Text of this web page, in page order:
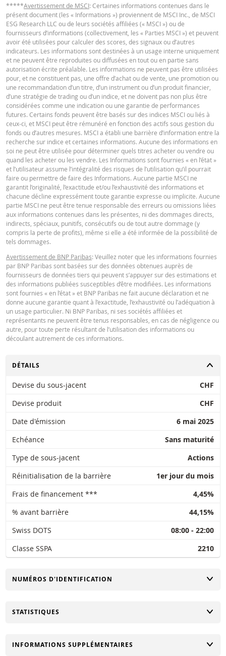
Barrière
désactivante
45,87 -
Levier 2,14
-
Valeur
position (CHF)
7,69 -
Mini Future
(CHF)
7,69 -
Ce calculateur de Mini est seulement à titre informatif et ne constitue en
cas une offre ou sollicitation pour traiter ces produits. Nous n'assumons
responsabilité concernant l'exactitude, l'exhaustivité et la promptitude des
données fournies. En particulier, il doit être pris en compte que le
Mini Future ne considère aucun dividende et est basé sur la supposition que
ajustements sur la barrier désactivante peuvent être faits au jour le jour,
que les conditions des produits impliquent régulièrement des ajustements
mensuels. Ainsi, les données fournies par le calculateur de Mini Future
différer par rapport à l'actuel valeur de marché des Certificats Mini Futures.
BNP Paribas n’agit pas en tant que conseiller juridique ou fiscal, comptable
conseiller en investissement et n’a aucune obligation de fiduciaire à votre
en ce qui concerne le calculateur et / ou en relation avec des transactions
des produits émis par BNP Paribas ou d’autres transactions connexes. Vous
des recommandations de quelque nature que ce soit. Bien que les prix
soient basés sur des informations jugées fiables, leur exactitude ou leur
exhaustivité n'est pas garantie. BNP Paribas n'offre aucune garantie en ce
concerne les informations fournies par la calculatrice et décline toute
responsabilité pour tout dommage direct, indirect, spécial, accessoire,
immatériel ou consécutif (y compris le manque à gagner) résultant de
manière que ce soit de l'utilisation de la calculatrice par vous. ou vos
ou les informations contenues dans ce document. Les données de taux de
change saisies proviennent de BNP Paribas et s’appliquent strictement à la
indiquée. Les taux indiqués par la calculatrice sont indicatifs et destinés à
invitation ou une offre d'achat ou de vente de titres ou d'autres instruments
financiers. Les informations sont exclusivement destinées à être utilisées
informations, en tout ou en partie, à quelque fin que ce soit sans
disponibles sur demande auprès de BNP Paribas.
TERMSHEET
Français (Suisse) PDF
FINAL TERMS
Français (Suisse) PDF
DOCUMENT D'INFORMATIONS CLÉS
Key Information Document (DE) PDF
Key Information Document (EN)
Key Information Document (FR)
QUOTES
Latest Product Quotes
*****Avertissement de MSCI: Certaines informations contenues dans le
présent document (les « Informations ») proviennent de MSCI Inc., de MSCI
ESG Research LLC ou de leurs sociétés affiliées (« MSCI ») ou de
fournisseurs d’informations (collectivement, les « Parties MSCI ») et peuvent
avoir été utilisées pour calculer des scores, des signaux ou d’autres
indicateurs. Les informations sont destinées à un usage interne uniquement
et ne peuvent être reproduites ou diffusées en tout ou en partie sans
autorisation écrite préalable. Les informations ne peuvent pas être utilisées
pour, et ne constituent pas, une offre d’achat ou de vente, une promotion ou
une recommandation d’un titre, d’un instrument ou d’un produit financier,
d’une stratégie de trading ou d’un indice, et ne doivent pas non plus être
considérées comme une indication ou une garantie de performances
futures. Certains fonds peuvent être basés sur des indices MSCI ou liés à
ceux-ci, et MSCI peut être rémunéré en fonction des actifs sous gestion du
fonds ou d’autres mesures. MSCI a établi une barrière d’information entre la
recherche sur indice et certaines informations. Aucune des informations en
soi ne peut être utilisée pour déterminer quels titres acheter ou vendre ou
quand les acheter ou les vendre. Les Informations sont fournies « en l’état »
et l’utilisateur assume l’intégralité des risques de l’utilisation qu’il pourrait
faire ou permettre de faire des Informations. Aucune partie MSCI ne
garantit l’originalité, l’exactitude et/ou l’exhaustivité des informations et
chacune décline expressément toute garantie expresse ou implicite. Aucune
partie MSCI ne peut être tenue responsable des erreurs ou omissions liées
aux informations contenues dans les présentes, ni des dommages directs,
indirects, spéciaux, punitifs, consécutifs ou de tout autre dommage (y
compris la perte de profits), même si elle a été informée de la possibilité de
tels dommages.
Avertissement de BNP Paribas: Veuillez noter que les informations fournies
par BNP Paribas sont basées sur des données obtenues auprès de
fournisseurs de données tiers qui peuvent s’appuyer sur des estimations et
des informations publiées susceptibles d’être modifiées. Les informations
sont fournies « en l’état » et BNP Paribas ne fait aucune déclaration et ne
donne aucune garantie quant à l’exactitude, l’exhaustivité ou l’adéquation à
un usage particulier. Ni BNP Paribas, ni ses sociétés affiliées et
représentants ne peuvent être tenus responsables, en cas de négligence ou
autre, pour toute perte résultant de l’utilisation des informations ou
découlant autrement de ces informations.
CHANGER
DÉTAILS
Devise du sous-jacent
CHF
Devise produit
CHF
Date d'émission
6 mai 2025
Echéance
Sans maturité
Type de sous-jacent
Actions
Réinitialisation de la barrière
1er jour du mois
Frais de financement ***
4,45%
% avant barrière
44,15%
Swiss DOTS
08:00 - 22:00
Classe SSPA
2210
CHANGER
NUMÉROS D'IDENTIFICATION
CHANGER
STATISTIQUES
CHANGER
INFORMATIONS SUPPLÉMENTAIRES